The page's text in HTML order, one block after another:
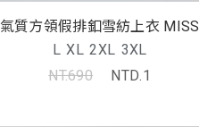
氣質方領假排釦雪紡上衣 MISS
L XL 2XL 3XL
NT.690
NTD.1